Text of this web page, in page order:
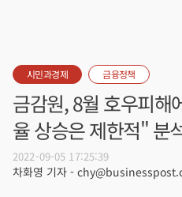
시민과경제 금융정책
금감원, 8월 호우피해
율 상승은 제한적" 분
2022-09-05 17:25:39
차화영 기자 -